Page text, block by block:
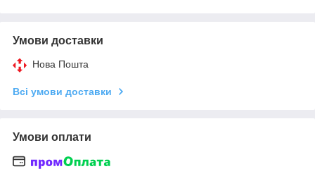
Умови доставки
Нова Пошта
Всі умови доставки
Умови оплати